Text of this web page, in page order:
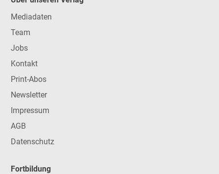
Mediadaten
Team
Jobs
Kontakt
Print-Abos
Newsletter
Impressum
AGB
Datenschutz
Fortbildung